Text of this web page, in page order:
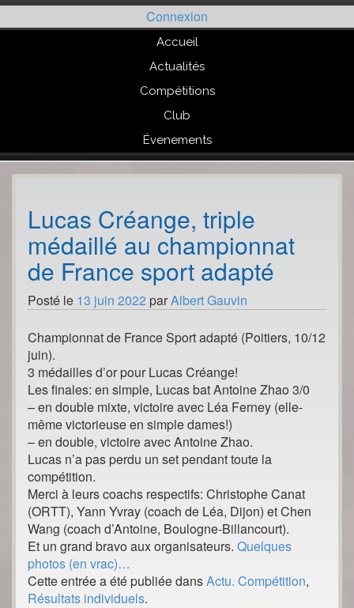
Passer
au
Connexion
Accueil
Actualités
Compétitions
Club
Évenements
Lucas Créange, triple
médaillé au championnat
de France sport adapté
Posté le 13 juin 2022 parAlbert Gauvin
Championnat de France Sport adapté (Poitiers, 10/12
juin).
3 médailles d’or pour Lucas Créange!
Les finales: en simple, Lucas bat Antoine Zhao 3/0
– en double mixte, victoire avec Léa Ferney (elle-
même victorieuse en simple dames!)
– en double, victoire avec Antoine Zhao.
Lucas n’a pas perdu un set pendant toute la
compétition.
Merci à leurs coachs respectifs: Christophe Canat
(ORTT), Yann Yvray (coach de Léa, Dijon) et Chen
Wang (coach d’Antoine, Boulogne-Billancourt).
Et un grand bravo aux organisateurs. Quelques
photos (en vrac)…
Cette entrée a été publiée dansActu. Compétition,
Résultats individuels.